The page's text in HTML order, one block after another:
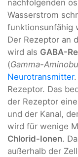
nachfolgenden
Wasserstrom
funktionsunfähig
Der Rezeptor an
wird als GABA-
(Gamma-
Neurotransmitter
Rezeptor. Das
der Rezeptor eine
und der Kanal,
wird für wenige
Chlorid-Ionen.
außerhalb der